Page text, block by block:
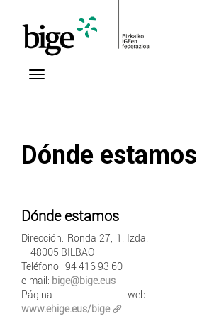
Dónde estamos
Dónde estamos
Dirección: Ronda 27, 1. Izda.
– 48005 BILBAO
Teléfono: 94 416 93 60
e-mail: bige@bige.eus
Página web:
www.ehige.eus/bige